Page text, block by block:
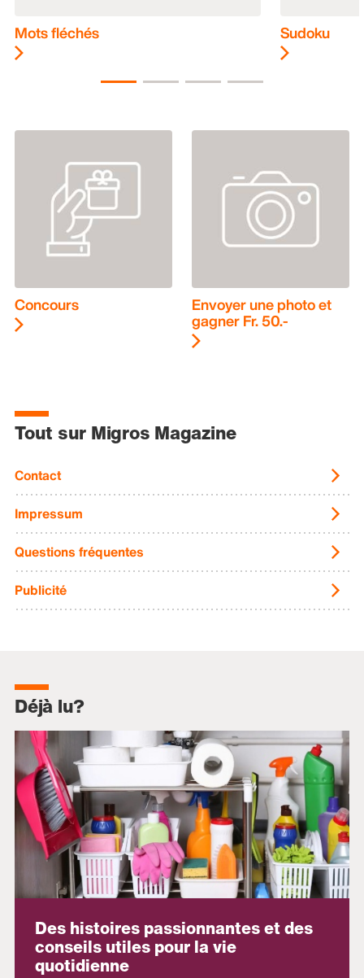
Mots fléchés Sudoku
Concours Envoyer une photo et
gagner Fr. 50.-
Tout sur Migros Magazine
Contact
Impressum
Questions fréquentes
Publicité
Déjà lu?
Des histoires passionnantes et des
conseils utiles pour la vie
quotidienne